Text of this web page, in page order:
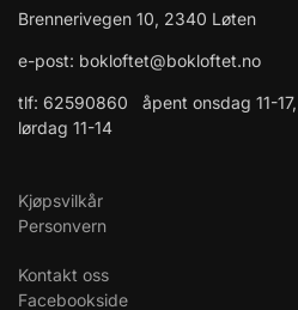
Brennerivegen 10, 2340 Løten
e-post: bokloftet@bokloftet.no
tlf: 62590860 åpent onsdag 11-17,
lørdag 11-14
Kjøpsvilkår
Personvern
Kontakt oss
Facebookside